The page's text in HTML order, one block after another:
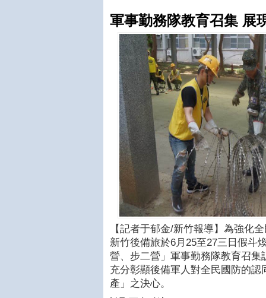
軍事勤務隊教育召集 展
【記者于郁金/新竹報導】為強化
新竹後備旅於6月25至27三日假斗
營、步二營」軍事勤務隊教育召
充分彰顯後備軍人對全民國防的
產」之決心。